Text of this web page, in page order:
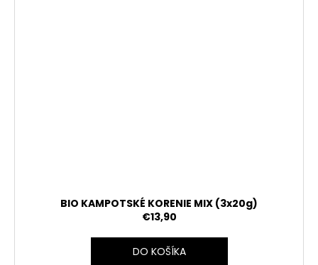
BIO KAMPOTSKÉ KORENIE MIX (3x20g)
€13,90
DO KOŠÍKA